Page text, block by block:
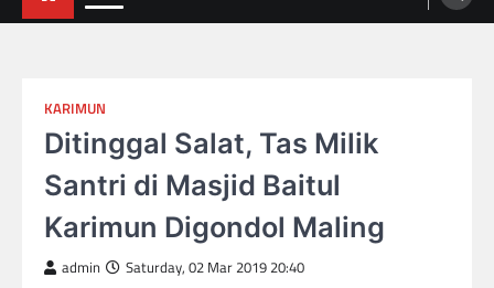
KARIMUN
Ditinggal Salat, Tas Milik
Santri di Masjid Baitul
Karimun Digondol Maling
admin Saturday, 02 Mar 2019 20:40